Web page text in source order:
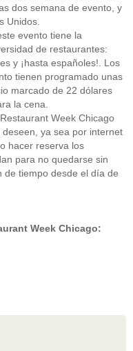
dos semana de evento, y
Unidos.
evento tiene la
de restaurantes:
y ¡hasta españoles!. Los
tienen programado unas
marcado de 22 dólares
la cena.
Week Chicago
ya sea por internet
hacer reserva los
para no quedarse sin
de tiempo desde el día de
Week Chicago: